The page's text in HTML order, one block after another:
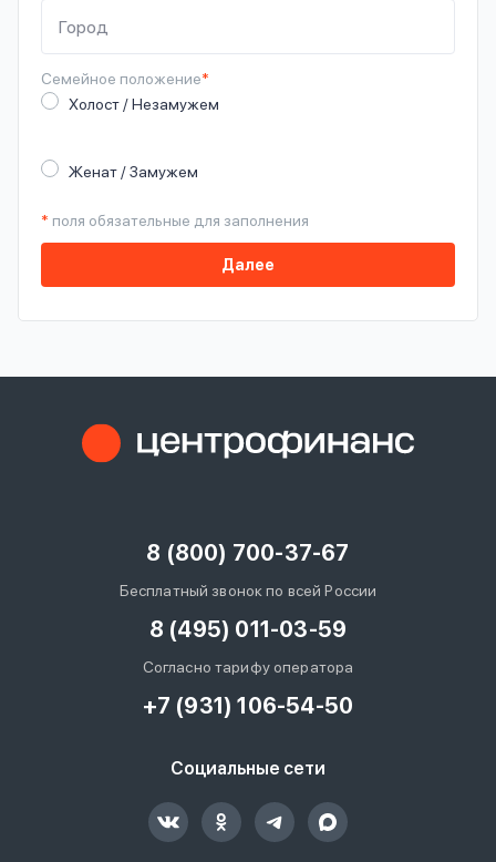
Семейное положение*
Холост / Незамужем
Женат / Замужем
* поля обязательные для заполнения
Далее
8 (800) 700-37-67
Бесплатный звонок по всей России
8 (495) 011-03-59
Согласно тарифу оператора
+7 (931) 106-54-50
Социальные сети